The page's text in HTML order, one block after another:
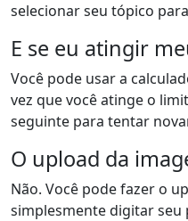
selecionar seu tópico
E se eu atingir
Você pode usar a
vez que você atinge o
seguinte para tentar
O upload da
Não. Você pode fazer o
simplesmente digitar seu